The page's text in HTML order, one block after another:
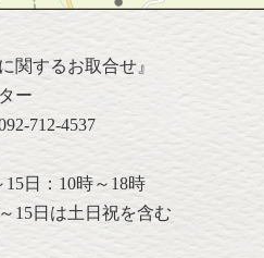
関するお取合せ』
ー
712-4537
日：10時～18時
15日は土日祝を含む